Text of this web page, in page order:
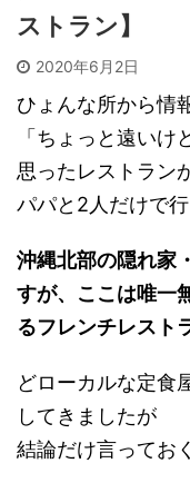
ストラン】
2020年6月2日
ひょんな所から情
「ちょっと遠いけ
思ったレストラン
パパと2人だけで
沖縄北部の隠れ家
すが、ここは唯一
るフレンチレスト
どローカルな定食
してきましたが
結論だけ言ってお